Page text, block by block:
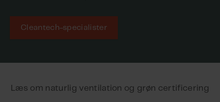
Cleantech-specialister
Læs om naturlig ventilation og grøn certificering